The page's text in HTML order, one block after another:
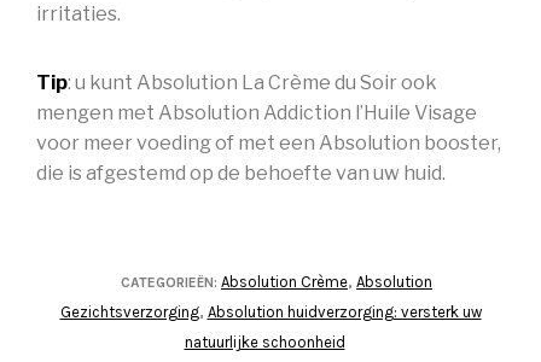
irritaties.
Tip: u kunt Absolution La Crème du Soir ook
mengen met Absolution Addiction l’Huile Visage
voor meer voeding of met een Absolution booster,
die is afgestemd op de behoefte van uw huid.
CATEGORIEËN: Absolution Crème, Absolution
Gezichtsverzorging, Absolution huidverzorging: versterk uw
natuurlijke schoonheid